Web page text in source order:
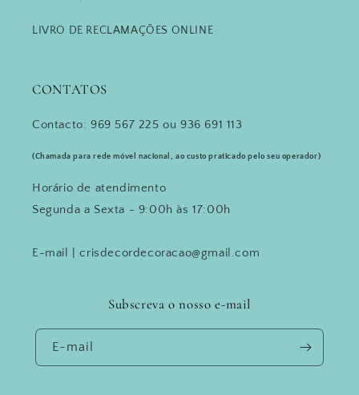
LIVRO DE RECLAMAÇÕES ONLINE
CONTATOS
Contacto: 969 567 225 ou 936 691 113
(Chamada para rede móvel nacional, ao custo praticado pelo seu operador)
Horário de atendimento
Segunda a Sexta - 9:00h às 17:00h
E-mail | crisdecordecoracao@gmail.com
Subscreva o nosso e-mail
E-mail